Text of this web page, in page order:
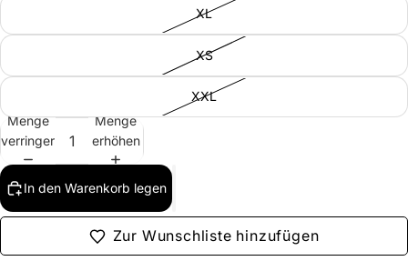
XL
XS
XXL
Menge
verringern
Menge
erhöhen
In den Warenkorb legen
Zur Wunschliste hinzufügen